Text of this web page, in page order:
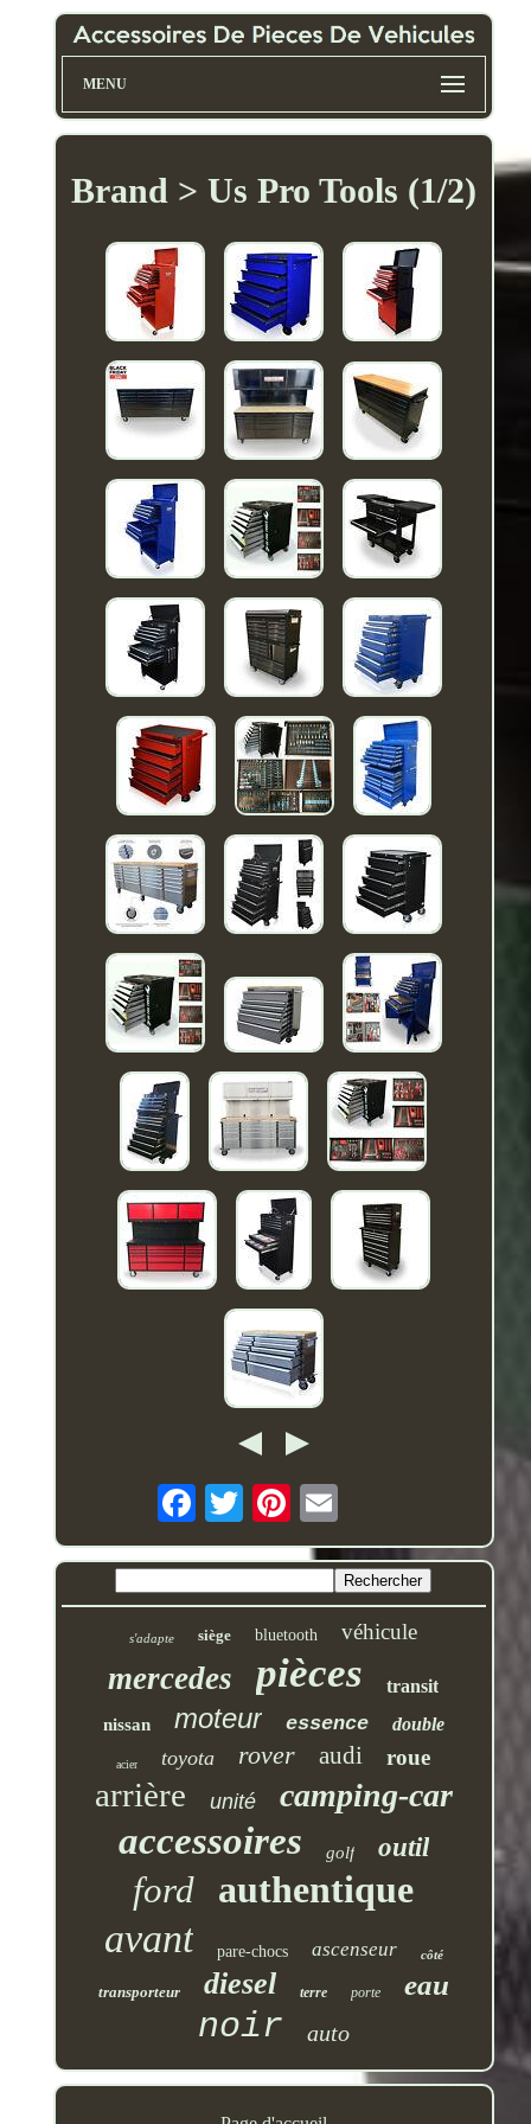
MENU
Brand > Us Pro Tools (1/2)
s'adapte siège bluetooth véhicule
mercedes pièces transit
nissan moteur essence double
acier toyota rover audi roue
arrière unité camping-car
accessoires golf outil
ford authentique
avant pare-chocs ascenseur côté
transporteur diesel terre porte eau
noir auto